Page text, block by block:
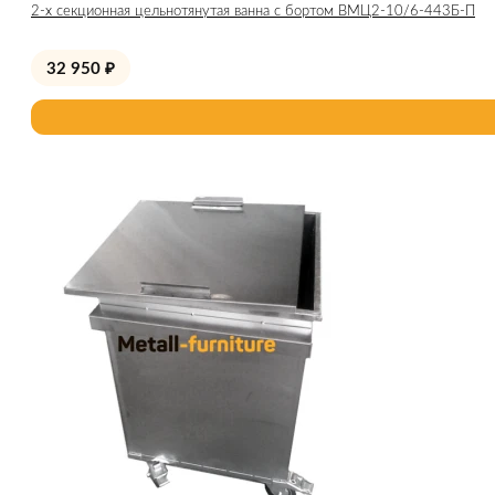
2-х секционная цельнотянутая ванна с бортом ВМЦ2-10/6-443Б-П
32 950 ₽